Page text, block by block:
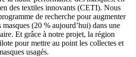
des textiles innovants (CETI). Nous
de recherche pour augmenter
(20 % aujourd’hui) dans une
Et grâce à notre projet, la région
pour mettre au point les collectes et
usagés.